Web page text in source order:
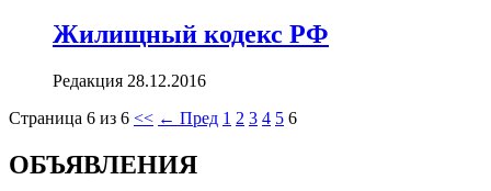
Жилищный кодекс РФ
Редакция 28.12.2016
Страница 6 из 6 << ← Пред 1 2 3 4 5 6
ОБЪЯВЛЕНИЯ